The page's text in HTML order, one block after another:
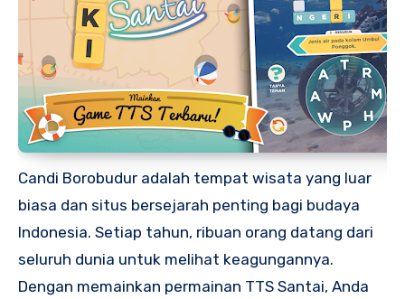
Candi Borobudur adalah tempat wisata yang luar
biasa dan situs bersejarah penting bagi budaya
Indonesia. Setiap tahun, ribuan orang datang dari
seluruh dunia untuk melihat keagungannya.
Dengan memainkan permainan TTS Santai, Anda